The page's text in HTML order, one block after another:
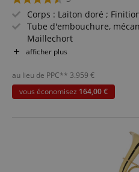
Corps : Laiton doré ;
Tube d'embouchure,
Maillechort
Pavillon Ø : 260 mm ;
4 pistons, articulations
Anneau de pouce réglable,
Incl. embouchure (plaquée
afficher plus
au lieu de PPC** 3.959 €
vous économisez 164,00 €